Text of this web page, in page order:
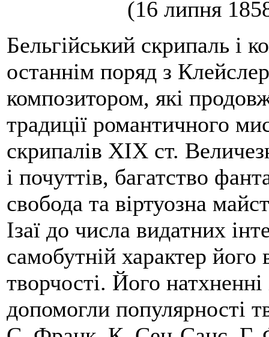
(16 липня
Бельгійський скрипаль і
останнім поряд з
композитором, які
традиції романтичного
скрипалів XIX ст.
і почуттів, багатство
свобода та віртуозна
Ізаї до числа видатних
самобутній характер його
творчості. Його
допомогли популярності